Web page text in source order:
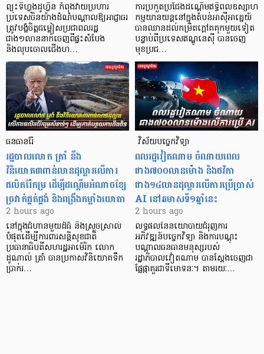
ព្យុះទីហ្វុងដូហ្វីន កំពុងវាយប្រហារ
ប្រទេសចិនយ៉ាងដំណំបណ្តាលឱ្យអាជ្ញាធរ
ត្រូវបង្ខំចិត្តជម្លៀសប្រជាពលរដ្ឋ
ជាង១លាននាក់ចេញពីផ្ទះសំបែង
និងលុបចោលជើងហ…
ការប្រកួតប្រជែងដណ្តើមឥទ្ធិពលឧស្សាហ
កម្មយានយន្តនៅក្នុងតំបន់អាស៊ីអាគ្នេយ៍
បានឈានដល់កម្រិតក្ដៅគគុកមួយទៀត
បន្ទាប់ពីប្រទេសឥណ្ឌូនេស៊ី បានចេញ
មុខប្រជ…
ធនធានរ៉ែ
​រដ្ឋបាលលោក ត្រាំ នឹង​
វិនិយោគ៣ពាន់លានដុល្លារលើការ
ផលិតរ៉ែកម្រ ដើម្បីដណ្តើមអំណាចខ្សែ
ច្រវាក់ផ្គត់ផ្គង់ និងពង្រឹងកម្លាំងយោធា
2 hours ago
នៅក្នុងជំហានមួយដ៏ធំ និងស្រួចស្រាល់
បំផុតដើម្បីការពារសន្តិសុខជាតិ
ប្រធានាធិបតីសហរដ្ឋអាម៉េរិក លោក
ដូណាល់ ត្រាំ បានប្រកាសវិនិយោគទឹក
ប្រាក់រ…
​​​​​​​​​​​​​​​​​​​​​​​​​​​​​ វិស័យបច្ចេកវិទ្យា
ពលរដ្ឋវៀតណាម ​ចំណាយពេល
ជាង៧០០លានម៉ោង និងថវិកា
ជាង១៤លានដុល្លារលើការប្រើប្រាស់
AI នៅឆមាសទី១ឆ្នាំនេះ
2 hours ago
លទ្ធផលនៃនយោបាយជំរុញការ
អភិវឌ្ឍន៍បច្ចេកវិទ្យា និងការបណ្តុះ
បណ្តាលធនធានមនុស្សរបស់
រដ្ឋាភិបាលវៀតណាម បានស្តែងចេញជា
ផ្លែផ្កាគួរជាទីមោទនៈ។ តាមរយៈ…